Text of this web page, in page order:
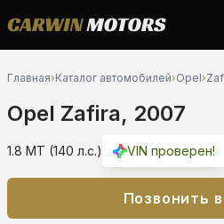
Главная›Каталог автомобилей›Opel›
Opel Zafira, 2007
1.8 MT (140 л.с.) VIN проверен!
Позвонить